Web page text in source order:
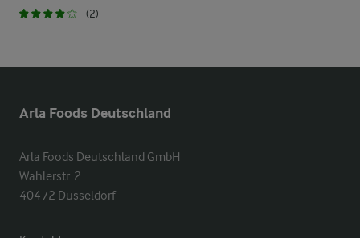
(2)
Arla Foods Deutschland
Arla Foods Deutschland GmbH
Wahlerstr. 2
40472 Düsseldorf